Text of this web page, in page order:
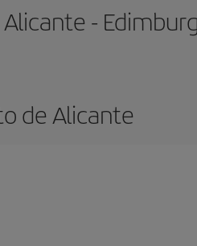
-
de Alicante